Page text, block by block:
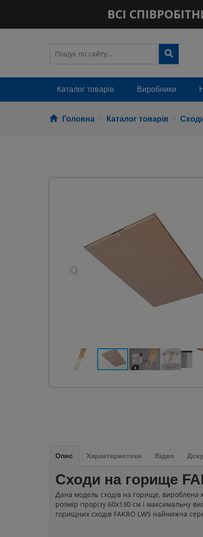
ВСІ
Каталог товарів Виробники
Головна Каталог товарів
Опис
Сходи на горище
Дана модель сходів на горище, вироблена
розмір прорізу 60x130 см і максимальну
горищних сходів FAKRO LWS найнижча
Характеристики Відео